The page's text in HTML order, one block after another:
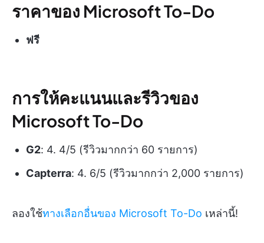
ราคาของ Microsoft To-Do
ฟรี
การให้คะแนนและรีวิวของ
Microsoft To-Do
G2: 4. 4/5 (รีวิวมากกว่า 60 รายการ)
Capterra: 4. 6/5 (รีวิวมากกว่า 2,000 รายการ)
ลองใช้ทางเลือกอื่นของ Microsoft To-Do เหล่านี้!